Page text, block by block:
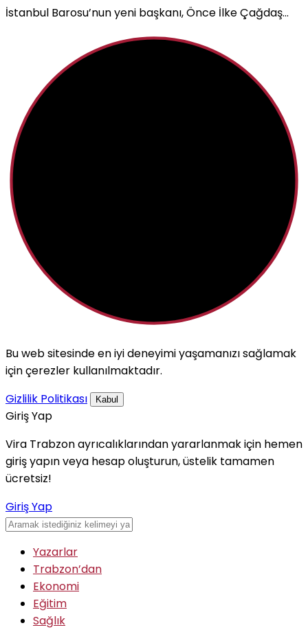
İstanbul Barosu’nun yeni başkanı, Önce İlke Çağdaş...
Bu web sitesinde en iyi deneyimi yaşamanızı sağlamak
için çerezler kullanılmaktadır.
Gizlilik Politikası
Kabul
Giriş Yap
Vira Trabzon ayrıcalıklarından yararlanmak için hemen
giriş yapın veya hesap oluşturun, üstelik tamamen
ücretsiz!
Giriş Yap
Yazarlar
Trabzon’dan
Ekonomi
Eğitim
Sağlık